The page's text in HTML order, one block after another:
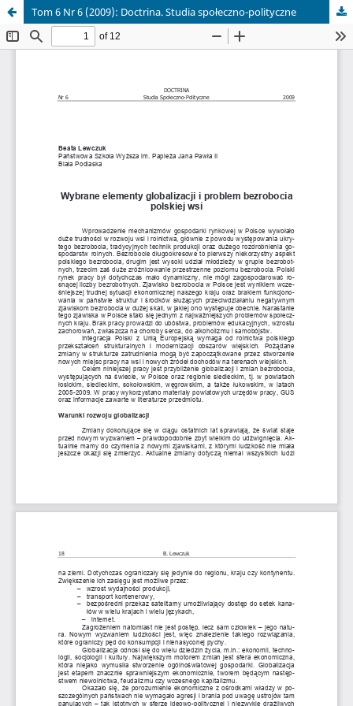
Tom 6 Nr 6 (2009): Doctrina. Studia społeczno-polityczne